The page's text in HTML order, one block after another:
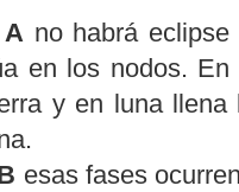
A no habrá
en los nodos. En
y en luna llena
esas fases